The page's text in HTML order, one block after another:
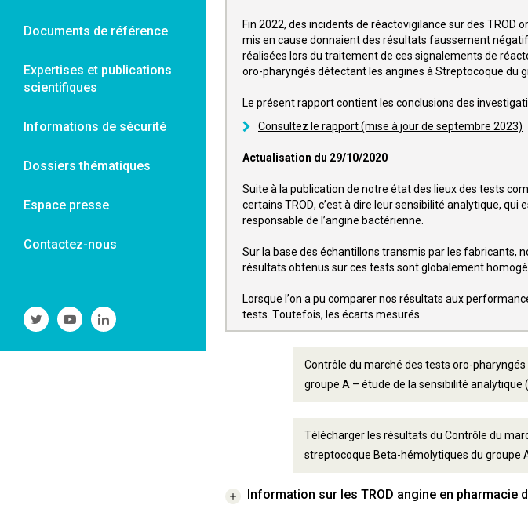
Documents de référence
Expertises et publications
scientifiques
Informations de sécurité
Dossiers thématiques
Espace presse
Contactez-nous
Suivre
l'ANSM
Twitter
Suivre
l'ANSM
Youtube
Suivre
l'ANSM
Linkedin
Fin 2022, des incidents de réactovigilance sur des
mis en cause donnaient des résultats faussement
réalisées lors du traitement de ces signalements de
oro-pharyngés détectant les angines à Streptocoque du
Le présent rapport contient les conclusions des
Consultez le rapport (mise à jour de septembre 2023)
Actualisation du 29/10/2020
Suite à la publication de notre état des lieux des tests
certains TROD, c’est à dire leur sensibilité analytique,
responsable de l’angine bactérienne.
Sur la base des échantillons transmis par les fabricants,
résultats obtenus sur ces tests sont globalement
Lorsque l’on a pu comparer nos résultats aux
tests. Toutefois, les écarts mesurés
Contrôle du marché des tests oro-
groupe A – étude de la sensibilité
Télécharger les résultats du Contrôle du
streptocoque Beta-hémolytiques du groupe
Information sur les TROD angine en pharmacie